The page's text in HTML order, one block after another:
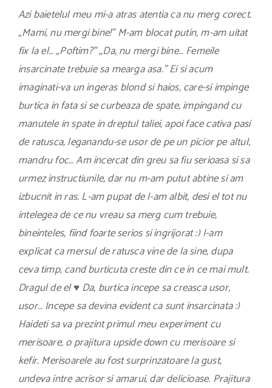
Azi baietelul meu mi-a atras atentia ca nu merg corect.
„Mami, nu mergi bine!” M-am blocat putin, m-am uitat
fix la el… „Poftim?” „Da, nu mergi bine… Femeile
insarcinate trebuie sa mearga asa.” Ei si acum
imaginati-va un ingeras blond si haios, care-si impinge
burtica in fata si se curbeaza de spate, impingand cu
manutele in spate in dreptul taliei, apoi face cativa pasi
de ratusca, leganandu-se usor de pe un picior pe altul,
mandru foc… Am incercat din greu sa fiu serioasa si sa
urmez instructiunile, dar nu m-am putut abtine si am
izbucnit in ras. L-am pupat de l-am albit, desi el tot nu
intelegea de ce nu vreau sa merg cum trebuie,
bineinteles, fiind foarte serios si ingrijorat :) I-am
explicat ca mersul de ratusca vine de la sine, dupa
ceva timp, cand burticuta creste din ce in ce mai mult.
Dragul de el ♥ Da, burtica incepe sa creasca usor,
usor… Incepe sa devina evident ca sunt insarcinata :)
Haideti sa va prezint primul meu experiment cu
merisoare, o prajitura upside down cu merisoare si
kefir. Merisoarele au fost surprinzatoare la gust,
undeva intre acrisor si amarui, dar delicioase. Prajitura